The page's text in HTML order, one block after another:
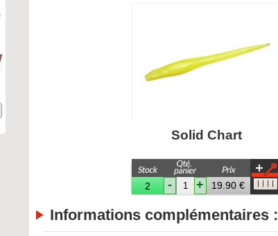
Solid Chart
2 - + 19.90 €
Informations complémentaires :